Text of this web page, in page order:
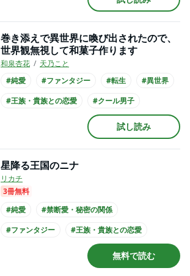
#コミカライズ化
巻き添えで異世界に喚び出されたので、
世界観無視して和菓子作ります
和泉杏花
天乃こと
#純愛
#ファンタジー #転生
#異世界
#王族・貴族との恋愛
#クール男子
試し読み
星降る王国のニナ
リカチ
3冊無料
#純愛
#禁断愛・秘密の関係
#ファンタジー
#王族・貴族との恋愛
#クール男子
#長身男子 #黒髪男子
無料で読む